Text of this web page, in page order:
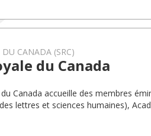
DU CANADA (SRC)
du Canada
Canada accueille des membres
lettres et sciences humaines),